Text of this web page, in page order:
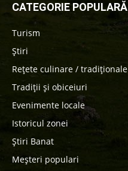
CATEGORIE POPULARĂ
Turism
Știri
Rețete culinare / tradiționale
Tradiții și obiceiuri
Evenimente locale
Istoricul zonei
Știri Banat
Meșteri populari